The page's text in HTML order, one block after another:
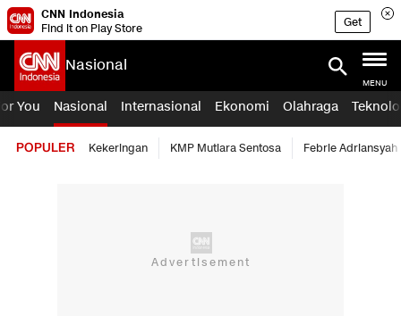
CNN Indonesia
Find it on Play Store
Get
Nasional
MENU
You Nasional Internasional Ekonomi Olahraga
POPULER Kekeringan KMP Mutiara Sentosa Febrie Adriansyah